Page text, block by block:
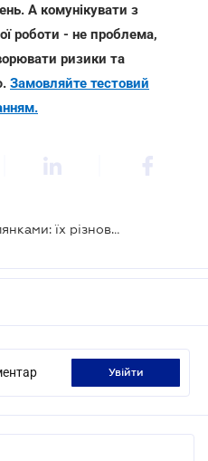
А комунікувати з
роботи - не проблема,
ризики та
Замовляйте тестовий
Правочини з земельними ділянками: їх різновиди та особливості
увійти